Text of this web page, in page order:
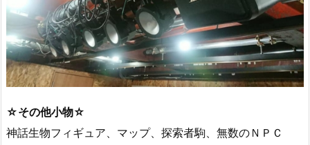
☆その他小物☆
神話生物フィギュア、マップ、探索者駒、無数のＮＰＣ